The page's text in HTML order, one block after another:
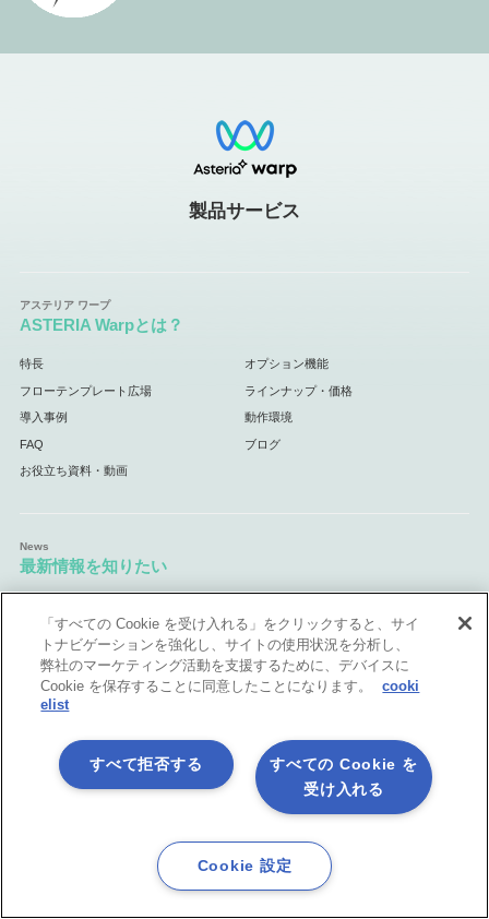
製品サービス
ASTERIA Warpとは？
特長 オプション機能
フローテンプレート広場 ラインナップ・価格
導入事例 動作環境
FAQ ブログ
お役立ち資料・動画
最新情報を知りたい
活用シーン
データ連携基盤（EAI・ESB）
マスターデータ管理（MDM） データ統合基盤（ETL）
業務自動化（RPA） クラウド連携基盤
Excel業務を自動処理
マーケティング業務を自動化 自治体・官公庁向け
「すべての Cookie を受け入れる」をクリックすると、サイ
トナビゲーションを強化し、サイトの使用状況を分析し、
弊社のマーケティング活動を支援するために、デバイスに
Cookie を保存することに同意したことになります。
cooki
elist
すべての Cookie を
受け入れる
すべて拒否する
Cookie 設定